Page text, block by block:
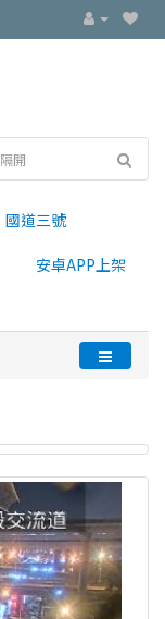
國道三號
安卓APP上架